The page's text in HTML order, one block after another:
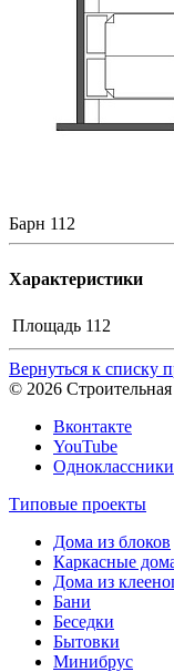
Барн 112
Характеристики
Площадь 112
Вернуться к списку
© 2026
Вконтакте
YouTube
Одноклассники
Типовые проекты
Дома из блоков
Каркасные
Дома из
Бани
Беседки
Бытовки
Минибрус